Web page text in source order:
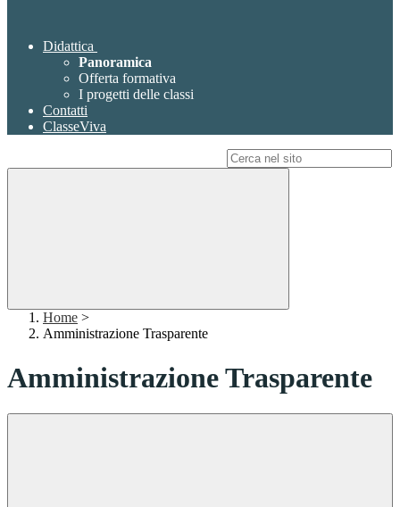
Didattica
Panoramica
Offerta formativa
I progetti delle classi
Contatti
ClasseViva
Home >
Amministrazione Trasparente
Amministrazione Trasparente